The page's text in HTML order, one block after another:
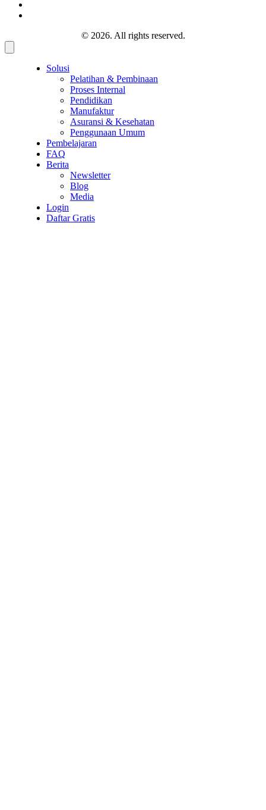
© 2026. All rights reserved.
Solusi
Pelatihan & Pembinaan
Proses Internal
Pendidikan
Manufaktur
Asuransi & Kesehatan
Penggunaan Umum
Pembelajaran
FAQ
Berita
Newsletter
Blog
Media
Login
Daftar Gratis